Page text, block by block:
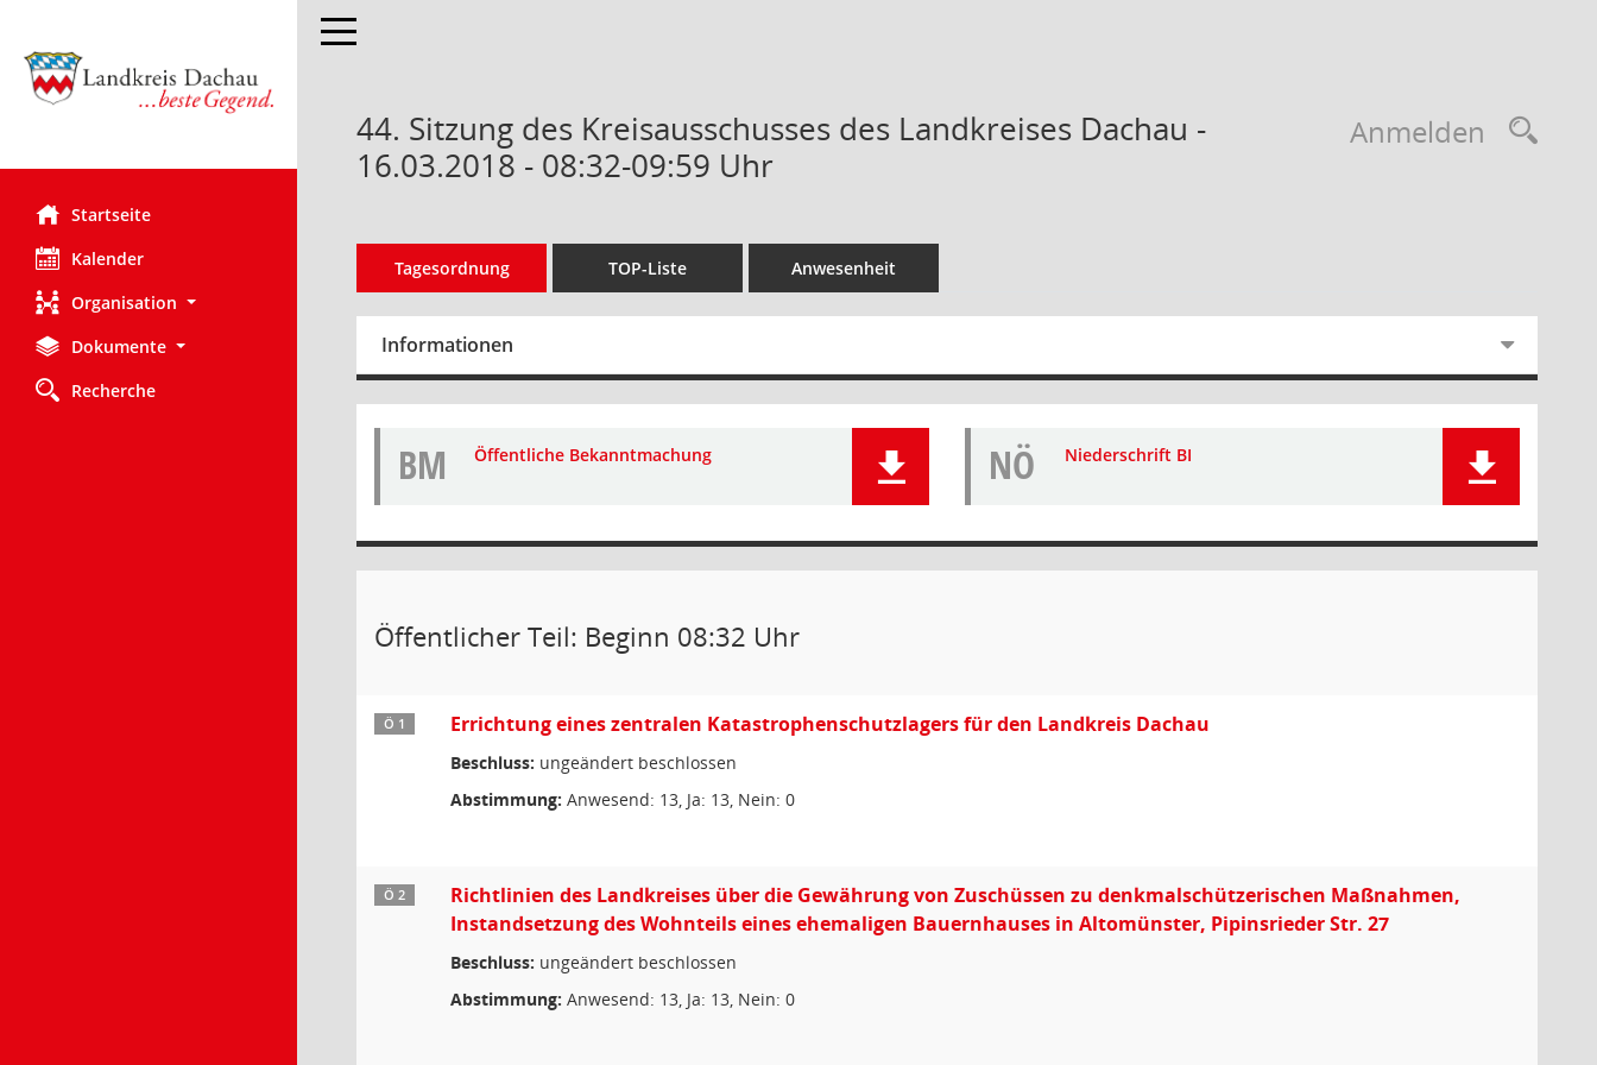
Startseite
Kalender
Organisation
Dokumente
Recherche
Toggle navigation
Anmelden
44. Sitzung des Kreisausschusses des Landkreises Dachau -
16.03.2018 - 08:32-09:59 Uhr
Tagesordnung TOP-Liste Anwesenheit
Informationen
BM Öffentliche Bekanntmachung NÖ Niederschrift BI
Öffentlicher Teil: Beginn 08:32 Uhr
Ö 1 Errichtung eines zentralen Katastrophenschutzlagers für den Landkreis Dachau
Beschluss: ungeändert beschlossen
Abstimmung: Anwesend: 13, Ja: 13, Nein: 0
Ö 2
Richtlinien des Landkreises über die Gewährung von Zuschüssen zu denkmalschützerischen Maßnahmen,
Instandsetzung des Wohnteils eines ehemaligen Bauernhauses in Altomünster, Pipinsrieder Str. 27
Beschluss: ungeändert beschlossen
Abstimmung: Anwesend: 13, Ja: 13, Nein: 0